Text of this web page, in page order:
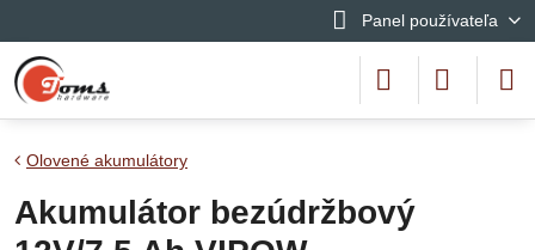
Panel používateľa
Olovené akumulátory
Akumulátor bezúdržbový